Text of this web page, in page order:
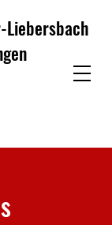
Liebersbach